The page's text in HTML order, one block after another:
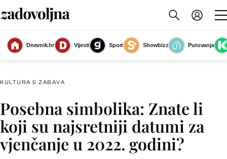
Dnevnik.hr Vijesti Sport Showbizz
Putovanja
Slika nije dostupna
KULTURA & ZABAVA
Posebna simbolika: Znate li
koji su najsretniji datumi za
vjenčanje u 2022. godini?
Facebook
X